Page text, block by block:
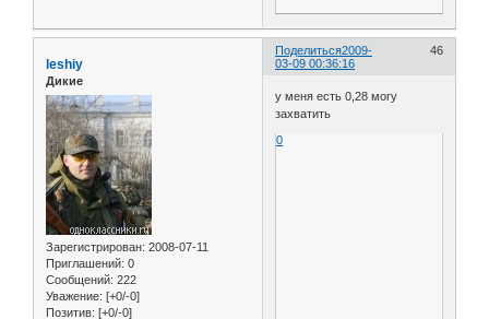
Поделиться 46
2009-
03-09 00:36:16
leshiy
Дикие
Зарегистрирован: 2008-07-11
Приглашений: 0
Сообщений: 222
Уважение: [+0/-0]
Позитив: [+0/-0]
у меня есть 0,28 могу
захватить
0